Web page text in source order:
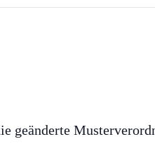
geänderte